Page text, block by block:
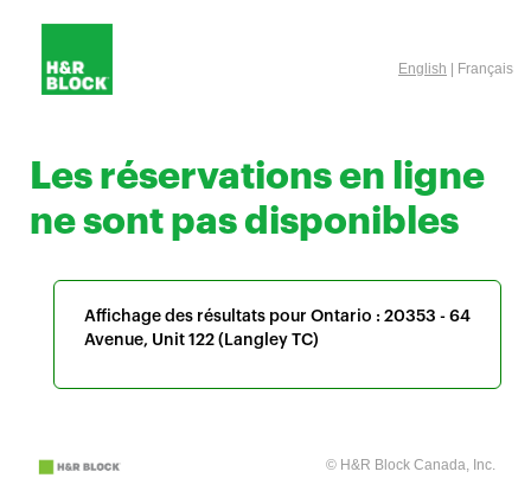
English | Français
Les réservations en ligne
ne sont pas disponibles
Affichage des résultats pour Ontario : 20353 - 64
Avenue, Unit 122 (Langley TC)
© H&R Block Canada, Inc.